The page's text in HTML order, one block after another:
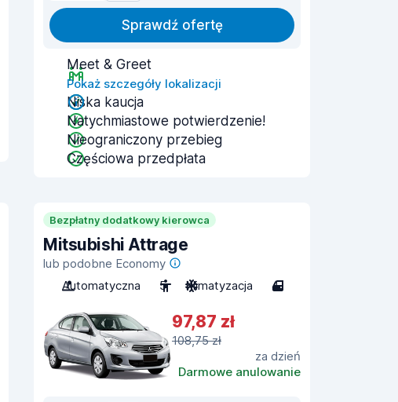
Sprawdź ofertę
Meet & Greet
Pokaż szczegóły lokalizacji
Niska kaucja
Natychmiastowe potwierdzenie!
Nieograniczony przebieg
Częściowa przedpłata
Bezpłatny dodatkowy kierowca
Mitsubishi Attrage
lub podobne Economy
Automatyczna
5 Klimatyzacja 4
97,87 zł
108,75 zł
za dzień
Darmowe anulowanie